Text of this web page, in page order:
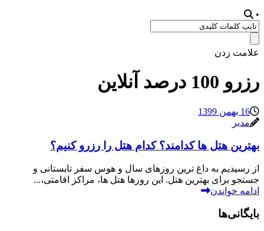
•
علامت زدن
رزرو 100 درصد آنلاین
16 بهمن 1399
مدیر
بهترین هتل ها کدامند؟ کدام هتل را رزرو کنیم؟
از رسیدیم به داغ ترین روزهای سال و هوس سفر تابستانی و
جستجو برای بهترین هتل. این روزها هتل ها، مراکز اقامتی،...
ادامه خواندن
بایگانی‌ها